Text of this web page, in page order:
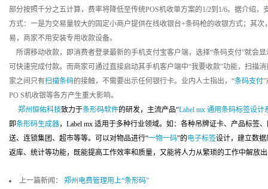
部分按照千分之五计算，费率将降低至传统POS机收单方案的1/2到1/6。据介绍，
方式：一是为交易量较大的固定小商户提供在线收银台+条码枪的收银方式；其
易，商家不用安装专用收款设备。
所谓移动收款，即消费者登录最新的手机支付宝客户端，选择“条码支付”就会
可快速完成付款。而商家可通过直接启动其手机客户端中“我要收款”功能，扫描
家之间只有扫描条码的接触，不需要出示任何银行卡。业内人士指出，“条码支付
PO S机收银等各方产生重大影响。
郑州恒佑科技致力于条形码软件的研发，主流产品“Label mx 通用条码标签设计
即条形码生成器，Label mx 适用于多种行业领域。如：各种吊牌证卡、产品标签
送、连锁集团、超市等等。可以对物品进行“一物一码”的电子标签设计，建立数
返库、统计等功能，既能提高工作效率和质量，又能将人力从繁琐的工作中解放
上一篇新闻： 郑州电费管理用上“条形码”